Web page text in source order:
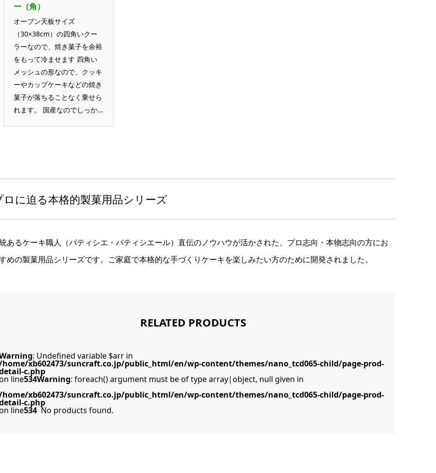
ー（角）
オーブン天板サイズ
（30×38cm）の四角いクー
ラーなので、焼き菓子を余裕
をもって冷ませます 四角い
メッシュの形なので、クッキ
ーやカップケーキなどの焼き
菓子が落ちることなく乗せら
れます。 国産なのでしっか...
ロに迫る本格的製菓用品シリーズ
あるケーキ職人（パティシエ・パティシエール）直伝のノウハウが活かされた、プロ志向・本物志向の方にお
めの製菓用品シリーズです。ご家庭で本格的な手づくりケーキを楽しみたい方のために開発されました。
RELATED PRODUCTS
: Undefined variable $arr in
xb602473/suncraft.co.jp/public_html/en/wp-content/themes/nano_tcd065-child/page-prod-
c.php
line534Warning: foreach() argument must be of type array|object, null given in
xb602473/suncraft.co.jp/public_html/en/wp-content/themes/nano_tcd065-child/page-prod-
c.php
line534 No products found.